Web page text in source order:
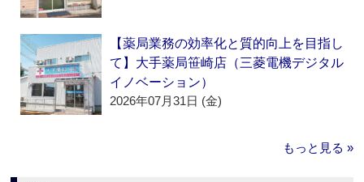
【薬局業務の効率化と質的向上を目指し
て】大手薬局笹崎店（三菱電機デジタル
イノベーション）
2026年07月31日 (金)
もっと見る »